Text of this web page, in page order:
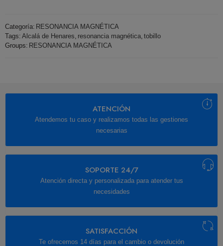
Categoría: RESONANCIA MAGNÉTICA
Tags: Alcalá de Henares resonancia magnética tobillo
Groups: RESONANCIA MAGNÉTICA
ATENCIÓN
Atendemos tu caso y realizamos todas las gestiones
necesarias
SOPORTE 24/7
Atención directa y personalizada para atender tus
necesidades
SATISFACCIÓN
Te ofrecemos 14 días para el cambio o devolución